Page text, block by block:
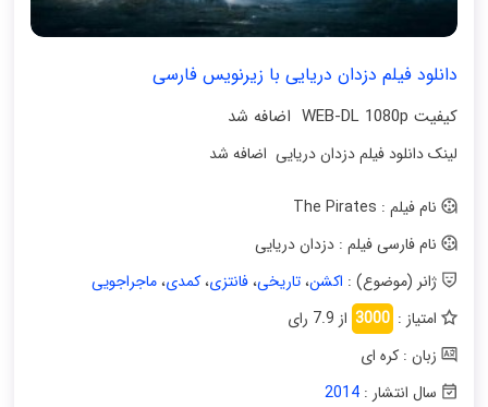
دانلود فیلم دزدان دریایی با زیرنویس فارسی
کیفیت WEB-DL 1080p اضافه شد
لینک دانلود فیلم دزدان دریایی اضافه شد
نام فیلم : The Pirates
نام فارسی فیلم : دزدان دریایی
ژانر (موضوع) : اکشن،تاریخی،فانتزی،کمدی،ماجراجویی
امتیاز : 3000 از 7.9 رای
زبان : کره ای
سال انتشار :2014